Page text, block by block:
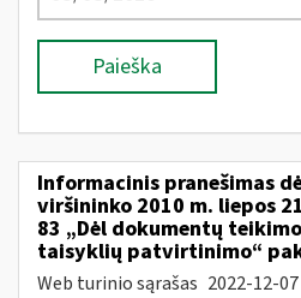
Paieška
Informacinis pranešimas
viršininko 2010 m. liepos
83 „Dėl dokumentų
taisyklių patvirtinimo“
Web turinio sąrašas 2022-12-07